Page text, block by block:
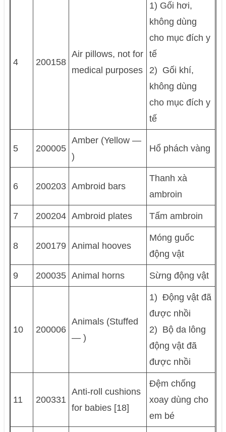
4 200158
Air pillows, not for
medical purposes
1) Gối hơi,
không dùng
cho mục đích y
tế
2) Gối khí,
không dùng
cho mục đích y
tế
5 200005
Amber (Yellow —
)
Hổ phách vàng
6 200203 Ambroid bars
Thanh xà
ambroin
7 200204 Ambroid plates Tấm ambroin
8 200179 Animal hooves
Móng guốc
động vật
9 200035 Animal horns Sừng động vật
10 200006
Animals (Stuffed
— )
1) Động vật đã
được nhồi
2) Bộ da lông
động vật đã
được nhồi
11 200331
Anti-roll cushions
for babies [18]
Đệm chống
xoay dùng cho
em bé